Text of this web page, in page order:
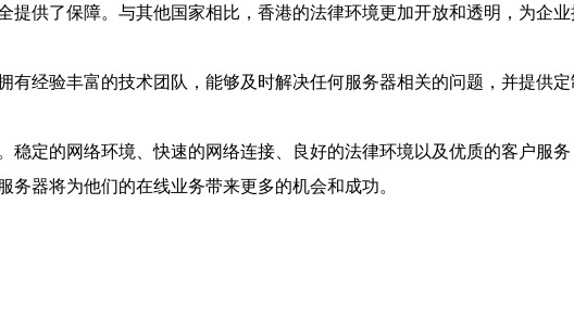
供了保障。与其他国家相比，香港的法律环境更加开放和透明，为企
经验丰富的技术团队，能够及时解决任何服务器相关的问题，并提供
定的网络环境、快速的网络连接、良好的法律环境以及优质的客户服
器将为他们的在线业务带来更多的机会和成功。